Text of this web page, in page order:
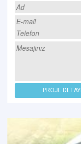
PROJE DETAYI